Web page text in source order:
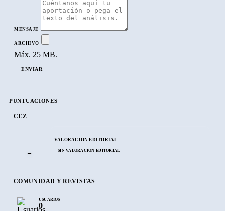
MENSAJE
ARCHIVO
Máx. 25 MB.
ENVIAR
PUNTUACIONES
CEZ
–
VALORACIÓN EDITORIAL
SIN VALORACIÓN EDITORIAL
COMUNIDAD Y REVISTAS
USUARIOS
0